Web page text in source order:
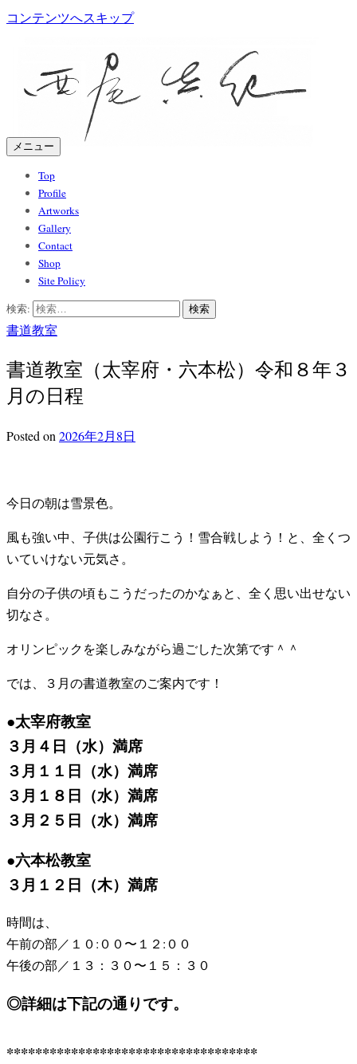
コンテンツへスキップ
メニュー
Top
Profile
Artworks
Gallery
Contact
Shop
Site Policy
検索:
書道教室
書道教室（太宰府・六本松）令和８年３
月の日程
Posted on 2026年2月8日
今日の朝は雪景色。
風も強い中、子供は公園行こう！雪合戦しよう！と、全くつ
いていけない元気さ。
自分の子供の頃もこうだったのかなぁと、全く思い出せない
切なさ。
オリンピックを楽しみながら過ごした次第です＾＾
では、３月の書道教室のご案内です！
●太宰府教室
３月４日（水）満席
３月１１日（水）満席
３月１８日（水）満席
３月２５日（水）満席
●六本松教室
３月１２日（木）満席
時間は、
午前の部／１０:００〜１２:００
午後の部／１３：３０〜１５：３０
◎詳細は下記の通りです。
***********************************